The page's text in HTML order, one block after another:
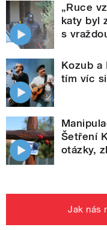
„Ruce
katy byl
s
Kozub a
tím víc
Šetření
otázky,
Jak nás